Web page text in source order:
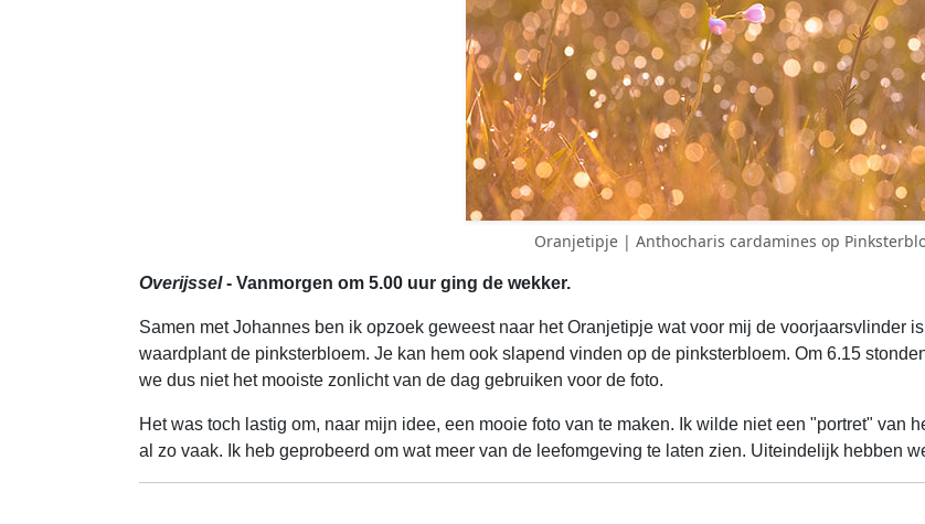
Oranjetipje | Anthocharis cardamines op
Overijssel- Vanmorgen om 5.00 uur ging de wekker.
Samen met Johannes ben ik opzoek geweest naar het Oranjetipje wat voor mij de voorjaarsvlinder
waardplant de pinksterbloem. Je kan hem ook slapend vinden op de pinksterbloem. Om 6.15
we dus niet het mooiste zonlicht van de dag gebruiken voor de foto.
Het was toch lastig om, naar mijn idee, een mooie foto van te maken. Ik wilde niet een "portret" van
al zo vaak. Ik heb geprobeerd om wat meer van de leefomgeving te laten zien. Uiteindelijk hebben